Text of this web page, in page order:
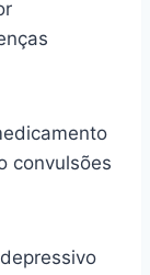
convulsões